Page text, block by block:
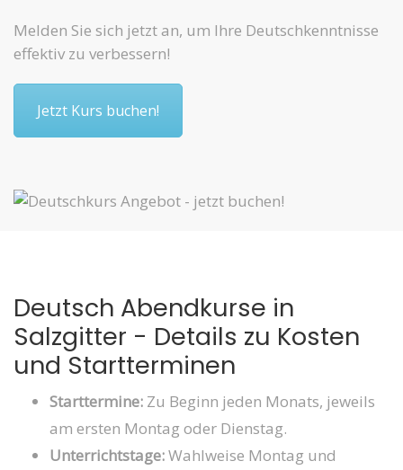
Melden Sie sich jetzt an, um Ihre Deutschkenntnisse
effektiv zu verbessern!
Jetzt Kurs buchen!
Deutsch Abendkurse in
Salzgitter - Details zu Kosten
und Startterminen
Starttermine:Zu Beginn jeden Monats, jeweils
am ersten Montag oder Dienstag.
Unterrichtstage:Wahlweise Montag und